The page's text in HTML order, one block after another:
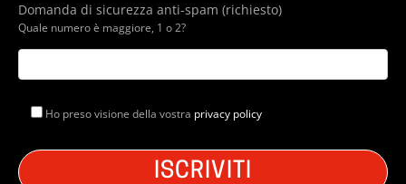
Domanda di sicurezza anti-spam (richiesto)
Quale numero è maggiore, 1 o 2?
Ho preso visione della vostra privacy policy